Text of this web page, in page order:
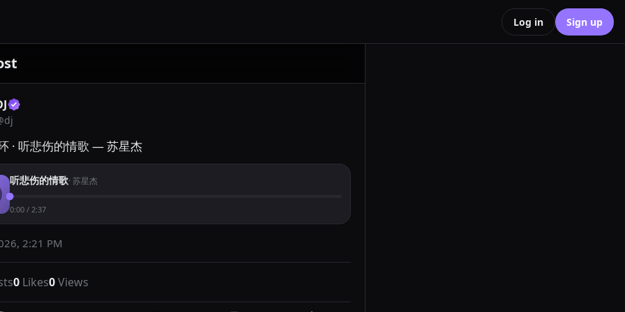
Log in Sign up
dj
· 听悲伤的情歌 — 苏星杰
听悲伤的情歌· 苏星杰
0:00 / 2:37
2:21 PM
0 Likes0Views